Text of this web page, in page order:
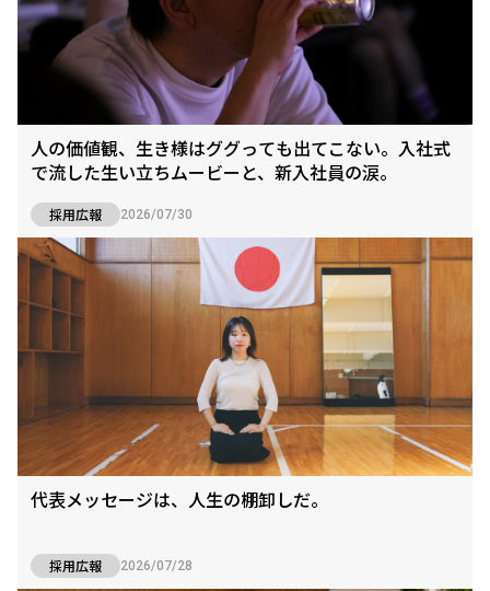
人の価値観、生き様はググっても出てこない。入社式
で流した生い立ちムービーと、新入社員の涙。
採用広報 2026/07/30
代表メッセージは、人生の棚卸しだ。
採用広報 2026/07/28